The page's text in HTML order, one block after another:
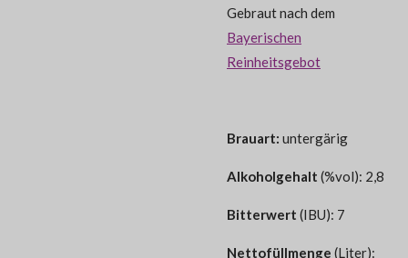
Gebraut nach dem
Bayerischen
Reinheitsgebot
Brauart: untergärig
Alkoholgehalt (%vol): 2,8
Bitterwert (IBU): 7
Nettofüllmenge (Liter):